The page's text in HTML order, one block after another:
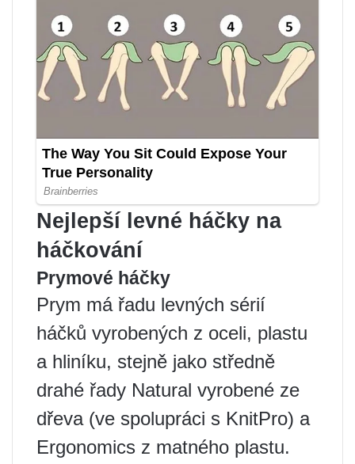
Nejlepší levné háčky na
háčkování
Prymové háčky
Prym má řadu levných sérií
háčků vyrobených z oceli, plastu
a hliníku, stejně jako středně
drahé řady Natural vyrobené ze
dřeva (ve spolupráci s KnitPro) a
Ergonomics z matného plastu.